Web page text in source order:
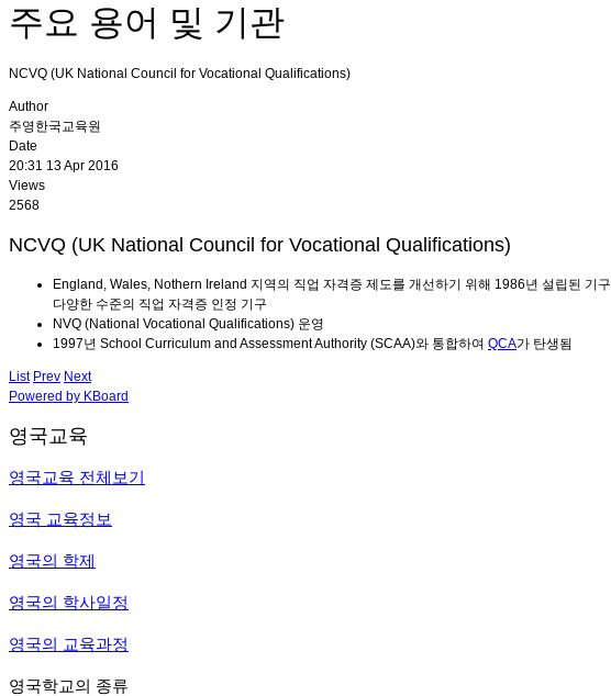
주요 용어 및 기관
NCVQ (UK National Council for Vocational Qualifications)
Author
주영한국교육원
Date
20:31 13 Apr 2016
Views
2568
NCVQ (UK National Council for Vocational Qualifications)
England, Wales, Nothern Ireland 지역의 직업 자격증 제도를 개선하기 위해 1986년 설립된 기구
다양한 수준의 직업 자격증 인정 기구
NVQ (National Vocational Qualifications) 운영
1997년 School Curriculum and Assessment Authority (SCAA)와 통합하여 QCA가 탄생됨
List Prev Next
Powered by KBoard
영국교육
영국교육 전체보기
영국 교육정보
영국의 학제
영국의 학사일정
영국의 교육과정
영국학교의 종류